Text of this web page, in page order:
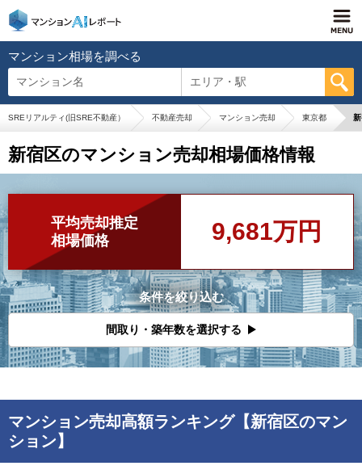
マンション相場を調べる
マンション名 エリア・駅
SREリアルティ(旧SRE不動産） 不動産売却 マンション売却 東京都
新宿区のマンション売却相場価格情報
平均売却推定
相場価格
9,681万円
条件を絞り込む
間取り・築年数を選択する
マンション売却高額ランキング【新宿区のマン
ション】